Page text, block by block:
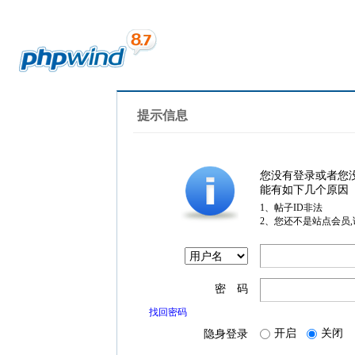
提示信息
您没有登录或者您
能有如下几个原因
1、帖子ID非法
2、您还不是站点会员
密 码
找回密码
隐身登录 开启 关闭